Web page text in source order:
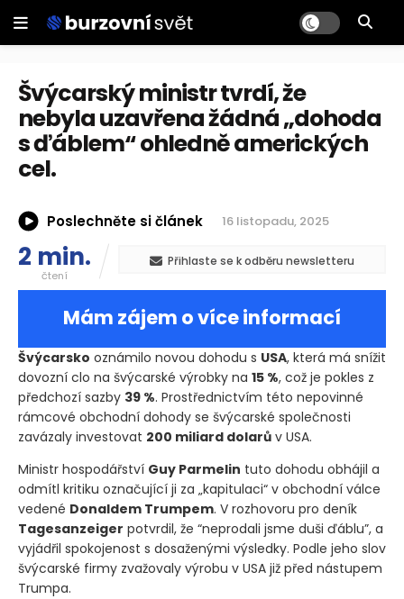
Švýcarský ministr tvrdí, že
nebyla uzavřena žádná „dohoda
s ďáblem“ ohledně amerických
cel.
Poslechněte si článek 16 listopadu, 2025
2 min.
čtení
Přihlaste se k odběru newsletteru
Mám zájem o více informací
Švýcarsko oznámilo novou dohodu s USA, která má snížit
dovozní clo na švýcarské výrobky na 15 %, což je pokles z
předchozí sazby 39 %. Prostřednictvím této nepovinné
rámcové obchodní dohody se švýcarské společnosti
zavázaly investovat 200 miliard dolarů v USA.
Ministr hospodářství Guy Parmelin tuto dohodu obhájil a
odmítl kritiku označující ji za „kapitulaci“ v obchodní válce
vedené Donaldem Trumpem. V rozhovoru pro deník
Tagesanzeiger potvrdil, že “neprodali jsme duši ďáblu”, a
vyjádřil spokojenost s dosaženými výsledky. Podle jeho slov
švýcarské firmy zvažovaly výrobu v USA již před nástupem
Trumpa.